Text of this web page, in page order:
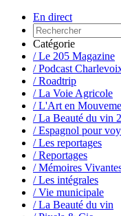
En direct
Catégorie
/ Le 205 Magazine
/ Podcast
/ Roadtrip
/ La Voie Agricole
/ L'Art en
/ La Beauté du vin
/ Espagnol pour
/ Les reportages
/ Reportages
/ Mémoires
/ Les intégrales
/ Vie municipale
/ La Beauté du vin